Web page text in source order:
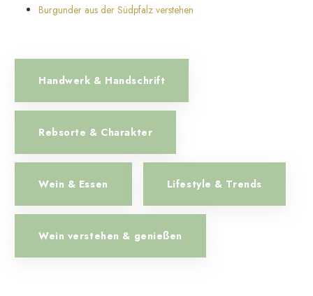
Burgunder aus der Südpfalz verstehen
Handwerk & Handschrift
Rebsorte & Charakter
Wein & Essen Lifestyle & Trends
Wein verstehen & genießen